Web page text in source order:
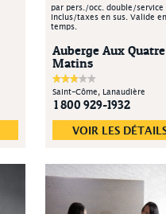
par pers./occ. double/service
inclus/taxes en sus. Valide
temps.
Auberge Aux Quatre
Matins
Saint-Côme, Lanaudière
1 800 929-1932
VOIR LES